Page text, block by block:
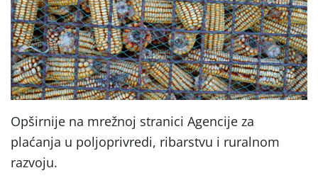
Opširnije na mrežnoj stranici Agencije za
plaćanja u poljoprivredi, ribarstvu i ruralnom
razvoju.